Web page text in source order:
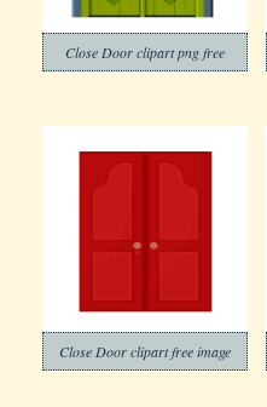
Close Door clipart png free
Close Door clipart free image